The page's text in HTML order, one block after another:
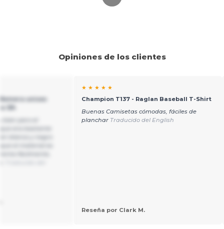
Opiniones de los clientes
unisex
★ ★ ★ ★ ★
Champion T137 - Raglan Baseball T-Shirt
Buenas Camisetas cómodas, fáciles de
planchar Traducido del English
Reseña por Clark M.